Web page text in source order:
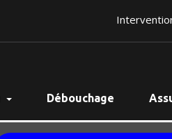
Débouchage